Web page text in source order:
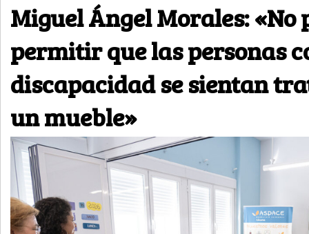
Miguel Ángel Morales: «No
permitir que las personas
discapacidad se sientan
un mueble»